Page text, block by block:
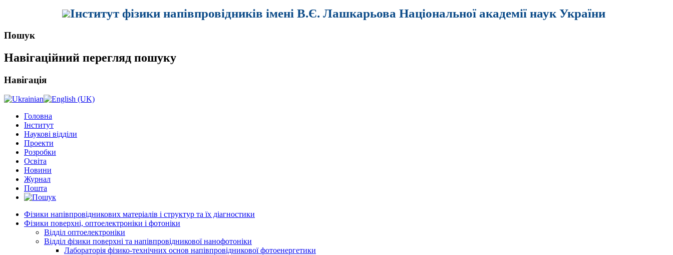
Інститут фізики напівпровідників імені В.Є. Лашкарьова Національної академії наук України
Пошук
Навігаційний перегляд пошуку
Навігація
Головна
Інститут
Наукові відділи
Проекти
Розробки
Освіта
Новини
Журнал
Пошта
Фізики напівпровідникових матеріалів і структур та їх діагностики
Фізики поверхні, оптоелектроніки і фотоніки
Відділ оптоелектроніки
Відділ фізики поверхні та напівпровідникової нанофотоніки
Лабораторія фізико-технічних основ напівпровідникової фотоенергетики